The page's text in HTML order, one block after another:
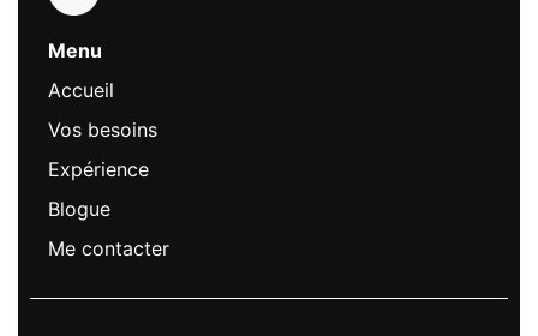
Menu
Accueil
Vos besoins
Expérience
Blogue
Me contacter